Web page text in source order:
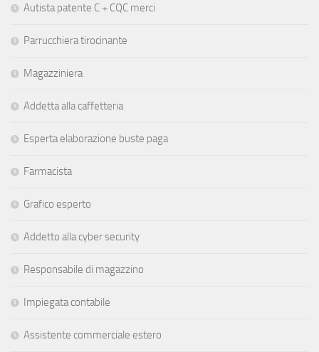
Autista patente C + CQC merci
Parrucchiera tirocinante
Magazziniera
Addetta alla caffetteria
Esperta elaborazione buste paga
Farmacista
Grafico esperto
Addetto alla cyber security
Responsabile di magazzino
Impiegata contabile
Assistente commerciale estero